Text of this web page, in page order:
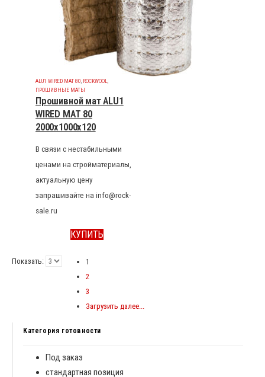
ALU1 WIRED MAT 80 ROCKWOOL
ПРОШИВНЫЕ МАТЫ
Прошивной мат ALU1
WIRED MAT 80
2000x1000x120
В связи с нестабильными
ценами на стройматериалы,
актуальную цену
запрашивайте на info@rock-
sale.ru
КУПИТЬ
Показать:
1
2
3
Загрузить далее...
Категория готовности
Под заказ
стандартная позиция